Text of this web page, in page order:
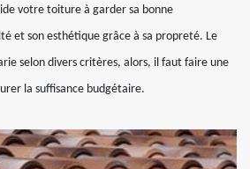
votre toiture à garder sa bonne
et son esthétique grâce à sa propreté. Le
selon divers critères, alors, il faut faire une
la suffisance budgétaire.